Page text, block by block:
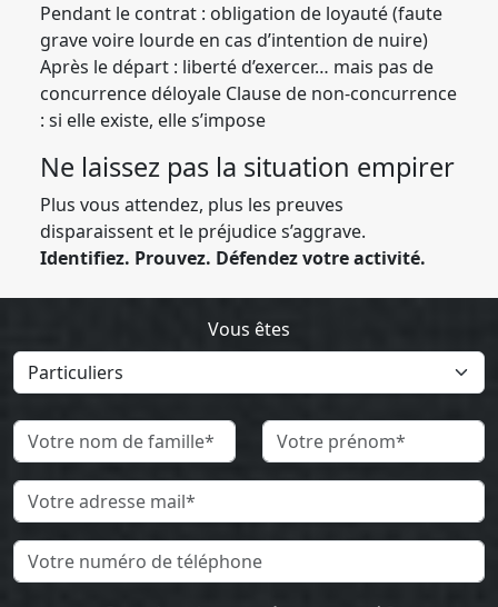
Pendant le contrat : obligation de loyauté (faute
grave voire lourde en cas d’intention de nuire)
Après le départ : liberté d’exercer… mais pas de
concurrence déloyale Clause de non-concurrence
: si elle existe, elle s’impose
Ne laissez pas la situation empirer
Plus vous attendez, plus les preuves
disparaissent et le préjudice s’aggrave.
Identifiez. Prouvez. Défendez votre activité.
Vous êtes